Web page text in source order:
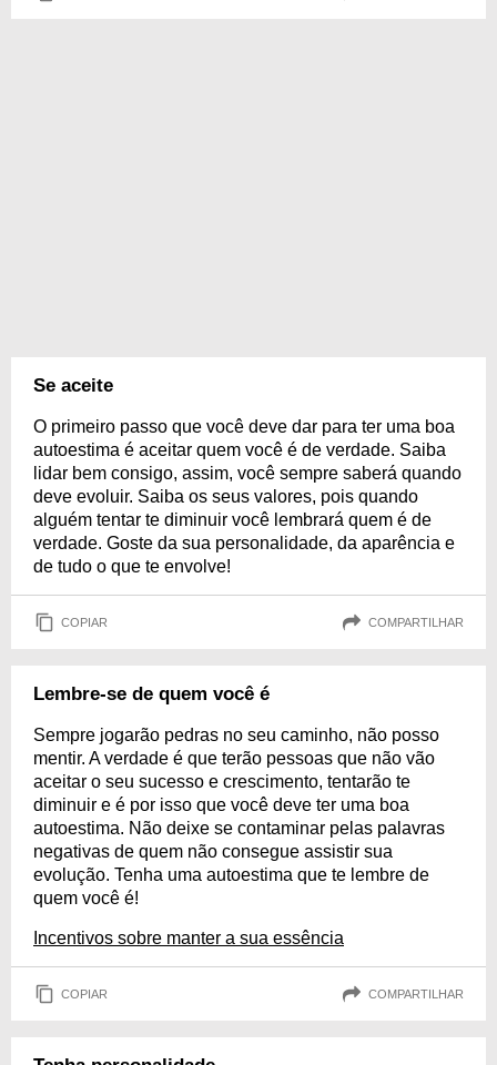
Se aceite
O primeiro passo que você deve dar para ter uma boa
autoestima é aceitar quem você é de verdade. Saiba
lidar bem consigo, assim, você sempre saberá quando
deve evoluir. Saiba os seus valores, pois quando
alguém tentar te diminuir você lembrará quem é de
verdade. Goste da sua personalidade, da aparência e
de tudo o que te envolve!
COPIAR COMPARTILHAR
Lembre-se de quem você é
Sempre jogarão pedras no seu caminho, não posso
mentir. A verdade é que terão pessoas que não vão
aceitar o seu sucesso e crescimento, tentarão te
diminuir e é por isso que você deve ter uma boa
autoestima. Não deixe se contaminar pelas palavras
negativas de quem não consegue assistir sua
evolução. Tenha uma autoestima que te lembre de
quem você é!
Incentivos sobre manter a sua essência
COPIAR COMPARTILHAR